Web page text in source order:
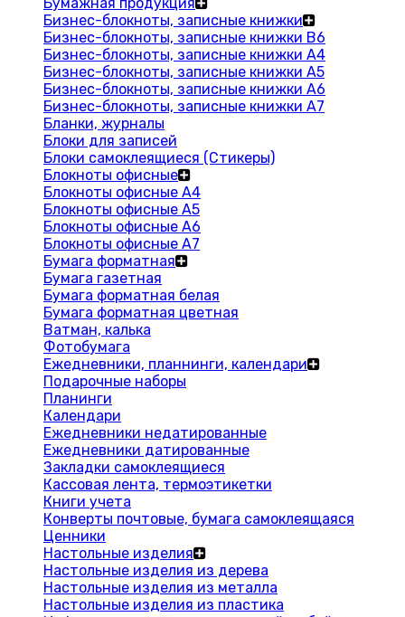
Бизнес-блокноты, записные книжки
Бизнес-блокноты, записные книжки В6
Бизнес-блокноты, записные книжки A4
Бизнес-блокноты, записные книжки А5
Бизнес-блокноты, записные книжки А6
Бизнес-блокноты, записные книжки А7
Бланки, журналы
Блоки для записей
Блоки самоклеящиеся (Стикеры)
Блокноты офисные
Блокноты офисные A4
Блокноты офисные A5
Блокноты офисные A6
Блокноты офисные A7
Бумага форматная
Бумага газетная
Бумага форматная белая
Бумага форматная цветная
Ватман, калька
Фотобумага
Ежедневники, планнинги, календари
Подарочные наборы
Планинги
Календари
Ежедневники недатированные
Ежедневники датированные
Закладки самоклеящиеся
Кассовая лента, термоэтикетки
Книги учета
Конверты почтовые, бумага самоклеящаяся
Ценники
Настольные изделия
Настольные изделия из дерева
Настольные изделия из металла
Настольные изделия из пластика